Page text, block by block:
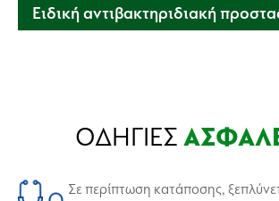
Ειδική αντιβακτηριδιακή
ΟΔΗΓΙΕΣ
Σε περίπτωση κατάποσης,